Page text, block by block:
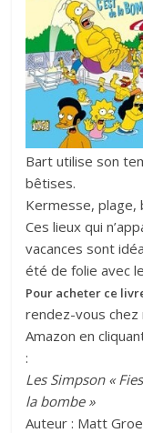
Bart utilise son
bêtises.
Kermesse,
Ces lieux qui
vacances sont
été de folie avec
Pour acheter ce
rendez-vous
Amazon en
:
Les Simpson «
la bombe »
Auteur : Matt